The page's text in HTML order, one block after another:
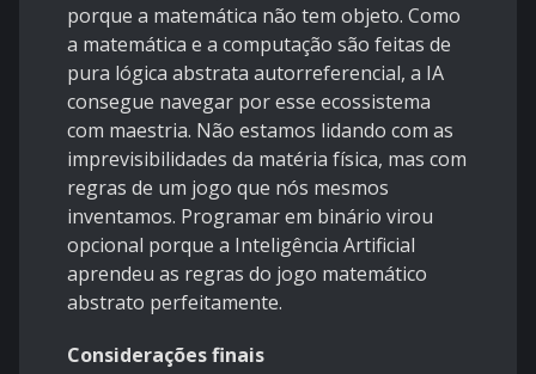
porque a matemática não tem objeto. Como
a matemática e a computação são feitas de
pura lógica abstrata autorreferencial, a IA
consegue navegar por esse ecossistema
com maestria. Não estamos lidando com as
imprevisibilidades da matéria física, mas com
regras de um jogo que nós mesmos
inventamos. Programar em binário virou
opcional porque a Inteligência Artificial
aprendeu as regras do jogo matemático
abstrato perfeitamente.
Considerações finais